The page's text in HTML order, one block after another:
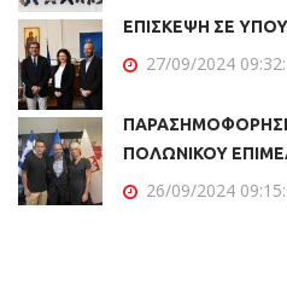
ΕΠΙΣΚΕΨΗ ΣΕ
27/09/2024
ΠΟΛΩΝΙΚΟΥ
26/09/2024